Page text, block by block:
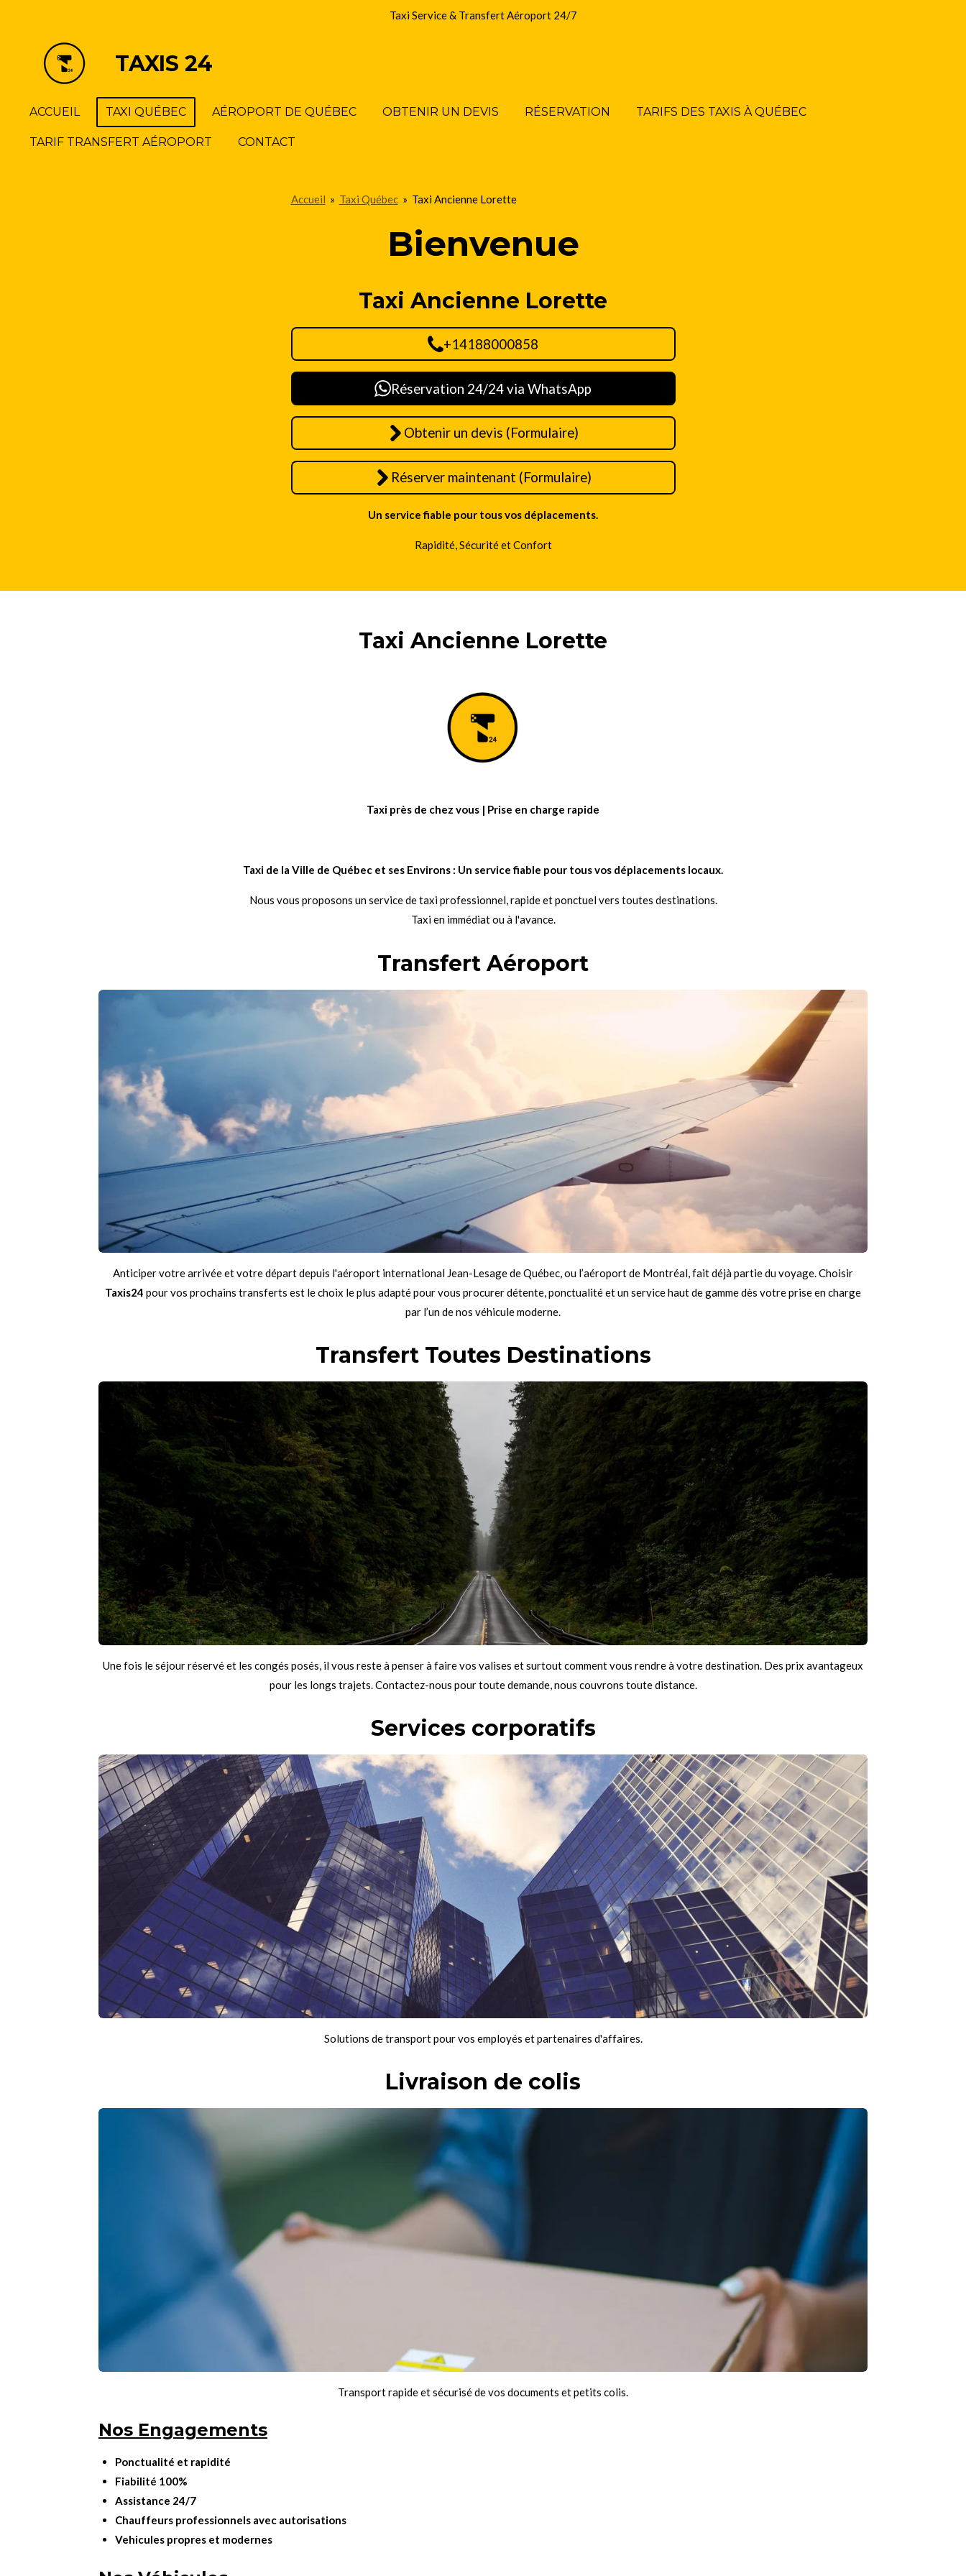
contenu
principal
Taxi Service & Transfert Aéroport 24/7
TAXIS 24
ACCUEIL TAXI QUÉBEC AÉROPORT DE QUÉBEC OBTENIR UN DEVIS RÉSERVATION TARIFS DES TAXIS À QUÉBEC
TARIF TRANSFERT AÉROPORT CONTACT
Accueil » Taxi Québec » Taxi Ancienne Lorette
Bienvenue
Taxi Ancienne Lorette
+14188000858
Réservation 24/24 via WhatsApp
Obtenir un devis (Formulaire)
Réserver maintenant (Formulaire)
Un service fiable pour tous vos déplacements.
Rapidité, Sécurité et Confort
Taxi Ancienne Lorette
Taxi près de chez vous | Prise en charge rapide
Taxi de la Ville de Québec et ses Environs : Un service fiable pour tous vos déplacements locaux.
Nous vous proposons un service de taxi professionnel, rapide et ponctuel vers toutes destinations.
Taxi en immédiat ou à l'avance.
Transfert Aéroport
Anticiper votre arrivée et votre départ depuis l'aéroport international Jean-Lesage de Québec, ou l’aéroport de Montréal, fait déjà partie du voyage. Choisir
Taxis24 pour vos prochains transferts est le choix le plus adapté pour vous procurer détente, ponctualité et un service haut de gamme dès votre prise en charge
par l’un de nos véhicule moderne.
Transfert Toutes Destinations
Une fois le séjour réservé et les congés posés, il vous reste à penser à faire vos valises et surtout comment vous rendre à votre destination. Des prix avantageux
pour les longs trajets. Contactez-nous pour toute demande, nous couvrons toute distance.
Services corporatifs
Solutions de transport pour vos employés et partenaires d'affaires.
Livraison de colis
Transport rapide et sécurisé de vos documents et petits colis.
Nos Engagements
Ponctualité et rapidité
Fiabilité 100%
Assistance 24/7
Chauffeurs professionnels avec autorisations
Vehicules propres et modernes